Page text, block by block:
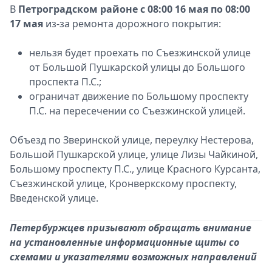
В Петроградском районеc 08:00 16 мая по 08:00
17 мая из-за ремонта дорожного покрытия:
нельзя будет проехать по Съезжинской улице
от Большой Пушкарской улицы до Большого
проспекта П.С.;
ограничат движение по Большому проспекту
П.С. на пересечении со Съезжинской улицей.
Объезд по Зверинской улице, переулку Нестерова,
Большой Пушкарской улице, улице Лизы Чайкиной,
Большому проспекту П.С., улице Красного Курсанта,
Съезжинской улице, Кронверкскому проспекту,
Введенской улице.
Петербуржцев призывают обращать внимание
на установленные информационные щиты со
схемами и указателями возможных направлений